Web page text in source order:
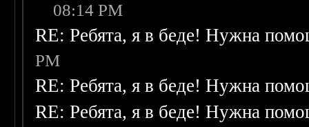
08:14 PM
RE: Ребята, я в беде! Нужна
PM
RE: Ребята, я в беде! Нужна
RE: Ребята, я в беде! Нужна